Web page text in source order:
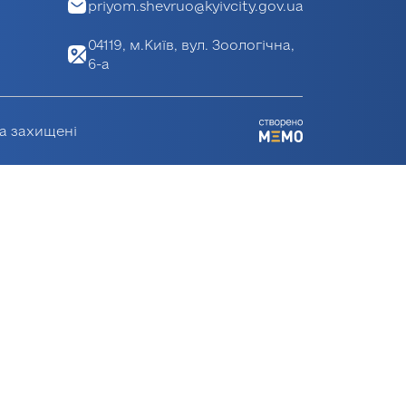
priyom.shevruo@kyivcity.gov.ua
04119, м.Київ, вул. Зоологічна,
6-а
захищені